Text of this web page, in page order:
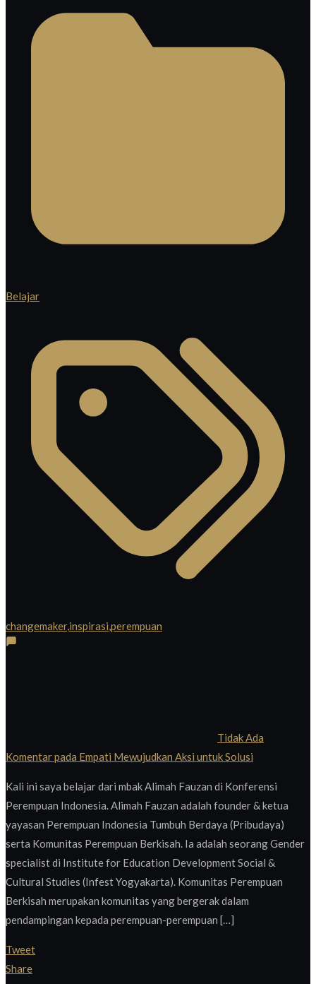
Belajar
changemaker,inspirasi,perempuan
Tidak Ada
Komentarpada Empati Mewujudkan Aksi untuk Solusi
Kali ini saya belajar dari mbak Alimah Fauzan di Konferensi
Perempuan Indonesia. Alimah Fauzan adalah founder & ketua
yayasan Perempuan Indonesia Tumbuh Berdaya (Pribudaya)
serta Komunitas Perempuan Berkisah. Ia adalah seorang Gender
specialist di Institute for Education Development Social &
Cultural Studies (Infest Yogyakarta). Komunitas Perempuan
Berkisah merupakan komunitas yang bergerak dalam
pendampingan kepada perempuan-perempuan […]
Tweet
Share